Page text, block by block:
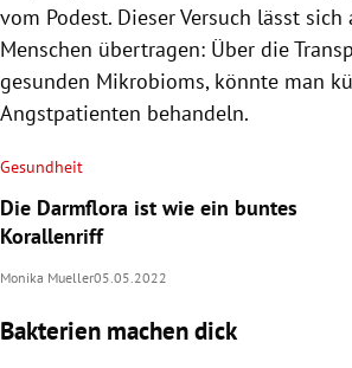
vom Podest. Dieser Versuch lässt sich
Menschen übertragen: Über die
gesunden Mikrobioms, könnte man
Angstpatienten behandeln.
Gesundheit
Die Darmflora ist wie ein buntes
Korallenriff
Monika Mueller05.05.2022
Bakterien machen dick